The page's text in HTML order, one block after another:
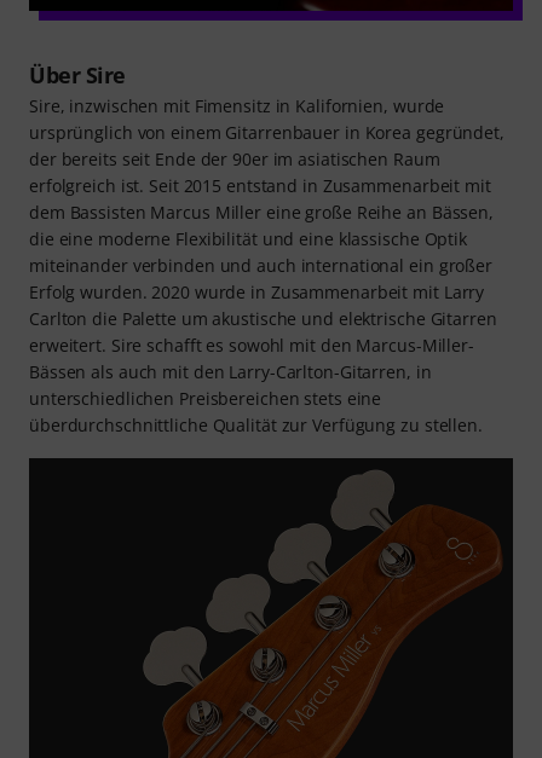
Über Sire
Sire, inzwischen mit Fimensitz in Kalifornien, wurde
ursprünglich von einem Gitarrenbauer in Korea gegründet,
der bereits seit Ende der 90er im asiatischen Raum
erfolgreich ist. Seit 2015 entstand in Zusammenarbeit mit
dem Bassisten Marcus Miller eine große Reihe an Bässen,
die eine moderne Flexibilität und eine klassische Optik
miteinander verbinden und auch international ein großer
Erfolg wurden. 2020 wurde in Zusammenarbeit mit Larry
Carlton die Palette um akustische und elektrische Gitarren
erweitert. Sire schafft es sowohl mit den Marcus-Miller-
Bässen als auch mit den Larry-Carlton-Gitarren, in
unterschiedlichen Preisbereichen stets eine
überdurchschnittliche Qualität zur Verfügung zu stellen.